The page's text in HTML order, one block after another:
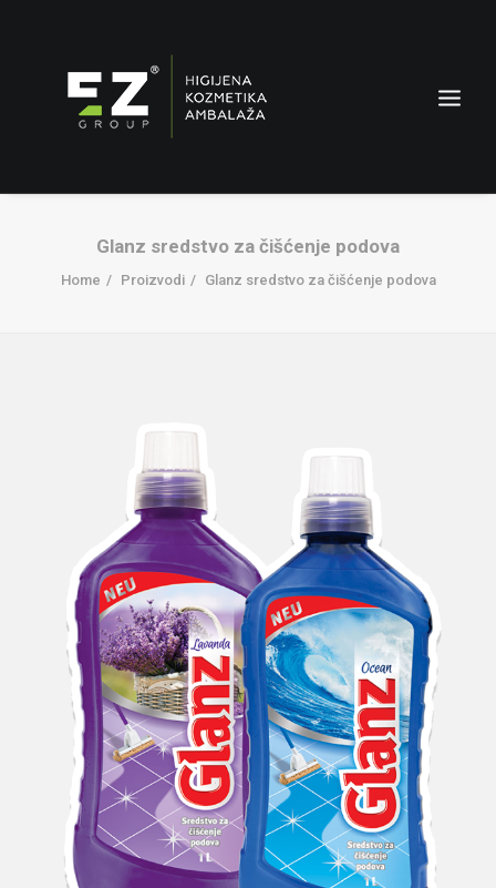
Search
Glanz sredstvo za čišćenje podova
Home Proizvodi Glanz sredstvo za čišćenje podova